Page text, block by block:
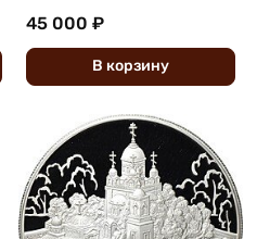
45 000 ₽
В корзину